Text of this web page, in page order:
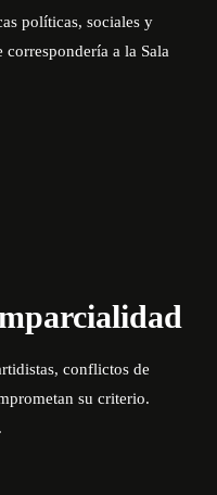
políticas, sociales y
a la Sala
conflictos de
su criterio.